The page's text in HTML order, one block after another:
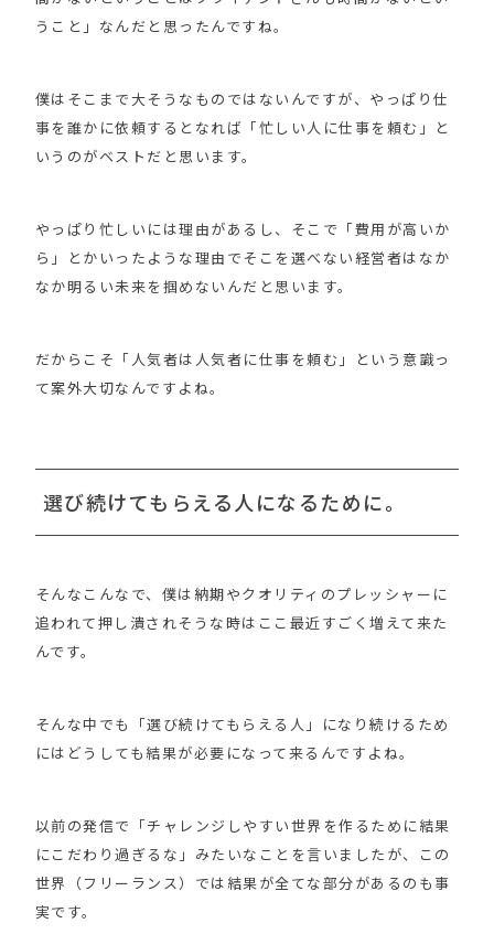
うこと」なんだと思ったんですね。
僕はそこまで大そうなものではないんですが、やっぱり仕
事を誰かに依頼するとなれば「忙しい人に仕事を頼む」と
いうのがベストだと思います。
やっぱり忙しいには理由があるし、そこで「費用が高いか
ら」とかいったような理由でそこを選べない経営者はなか
なか明るい未来を掴めないんだと思います。
だからこそ「人気者は人気者に仕事を頼む」という意識っ
て案外大切なんですよね。
選び続けてもらえる人になるために。
そんなこんなで、僕は納期やクオリティのプレッシャーに
追われて押し潰されそうな時はここ最近すごく増えて来た
んです。
そんな中でも「選び続けてもらえる人」になり続けるため
にはどうしても結果が必要になって来るんですよね。
以前の発信で「チャレンジしやすい世界を作るために結果
にこだわり過ぎるな」みたいなことを言いましたが、この
世界（フリーランス）では結果が全てな部分があるのも事
実です。